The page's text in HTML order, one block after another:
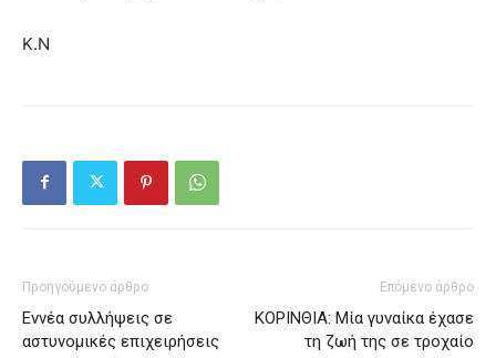
Κ.Ν
Προηγούμενο άρθρο
Εννέα συλλήψεις σε
αστυνομικές επιχειρήσεις
Επόμενο άρθρο
ΚΟΡΙΝΘΙΑ: Μία γυναίκα έχασε
τη ζωή της σε τροχαίο